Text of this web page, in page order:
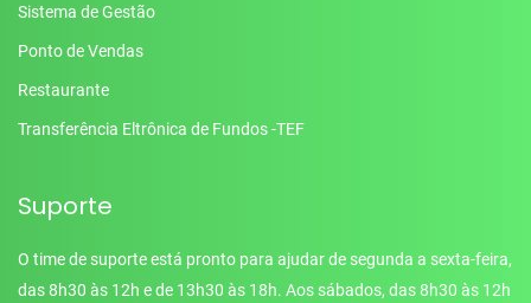
Sistema de Gestão
Ponto de Vendas
Restaurante
Transferência Eltrônica de Fundos -TEF
Suporte
O time de suporte está pronto para ajudar de segunda a sexta-feira,
das 8h30 às 12h e de 13h30 às 18h. Aos sábados, das 8h30 às 12h